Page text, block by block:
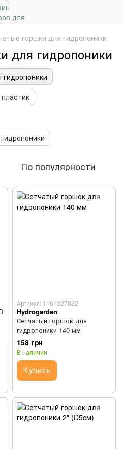
горшки для гидропоники
для гидропоники
По популярности
Артикул: 1161327822
Hydrogarden
Сетчатый горшок для
гидропоники 140 мм
158 грн
В наличии
Купить